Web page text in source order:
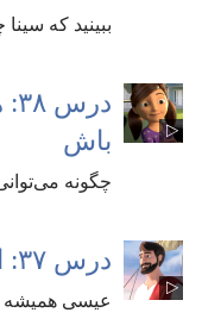
ببینید که
باش
چگونه
درس ۳۷:‏ ازخودگذشتگی
عیسی همیشه